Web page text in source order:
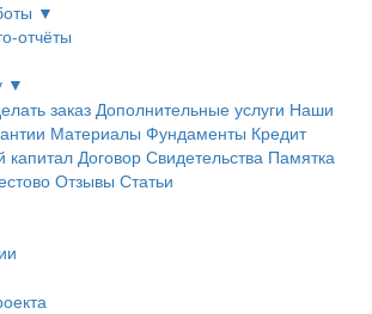
▼
отчёты
▼
заказ Дополнительные услуги Наши
Материалы Фундаменты Кредит
капитал Договор Свидетельства Памятка
Отзывы Статьи